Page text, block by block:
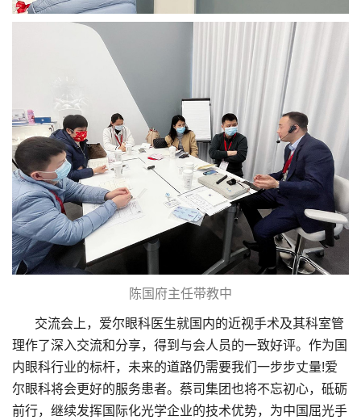
陈国府主任带教中
交流会上，爱尔眼科医生就国内的近视手术及其科室管
理作了深入交流和分享，得到与会人员的一致好评。作为国
内眼科行业的标杆，未来的道路仍需要我们一步步丈量!爱
尔眼科将会更好的服务患者。蔡司集团也将不忘初心，砥砺
前行，继续发挥国际化光学企业的技术优势，为中国屈光手